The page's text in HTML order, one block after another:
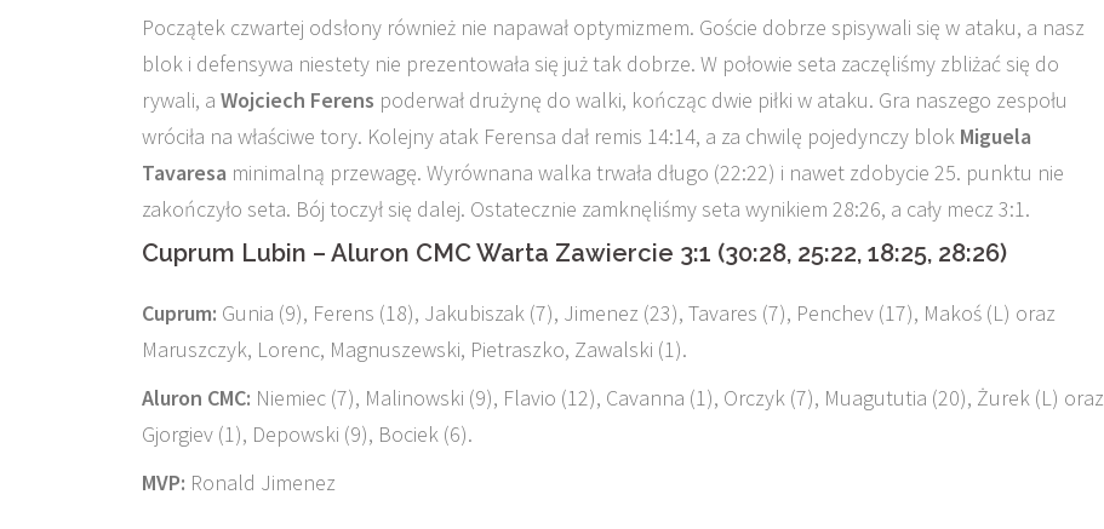
Początek czwartej odsłony również nie napawał optymizmem. Goście dobrze spisywali się w ataku, a nasz
blok i defensywa niestety nie prezentowała się już tak dobrze. W połowie seta zaczęliśmy zbliżać się do
rywali, a Wojciech Ferens poderwał drużynę do walki, kończąc dwie piłki w ataku. Gra naszego zespołu
wróciła na właściwe tory. Kolejny atak Ferensa dał remis 14:14, a za chwilę pojedynczy blok Miguela
Tavaresa minimalną przewagę. Wyrównana walka trwała długo (22:22) i nawet zdobycie 25. punktu nie
zakończyło seta. Bój toczył się dalej. Ostatecznie zamknęliśmy seta wynikiem 28:26, a cały mecz 3:1.
Cuprum Lubin – Aluron CMC Warta Zawiercie 3:1 (30:28, 25:22, 18:25, 28:26)
Cuprum: Gunia (9), Ferens (18), Jakubiszak (7), Jimenez (23), Tavares (7), Penchev (17), Makoś (L) oraz
Maruszczyk, Lorenc, Magnuszewski, Pietraszko, Zawalski (1).
Aluron CMC: Niemiec (7), Malinowski (9), Flavio (12), Cavanna (1), Orczyk (7), Muagututia (20), Żurek (L) oraz
Gjorgiev (1), Depowski (9), Bociek (6).
MVP: Ronald Jimenez